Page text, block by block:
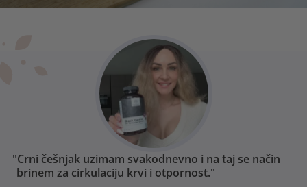
"Crni češnjak uzimam svakodnevno i na taj se način
brinem za cirkulaciju krvi i otpornost."